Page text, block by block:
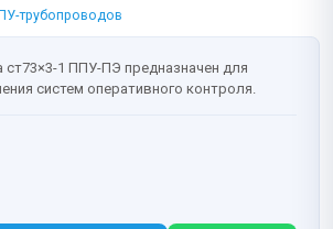
трубопроводов
1 ППУ-ПЭ предназначен для
систем оперативного контроля.